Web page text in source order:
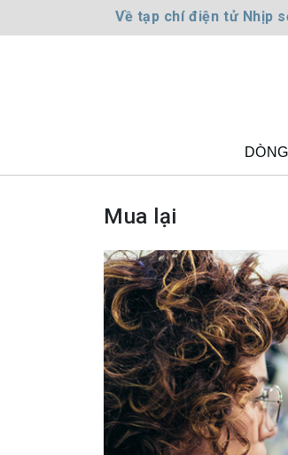
Về tạp chí điện tử Nhịp
Mua lại